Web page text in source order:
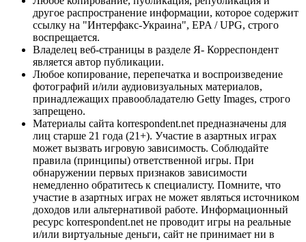
другое распространение информации, которое содержит
ссылку на "Интерфакс-Украина", EPA / UPG, строго
воспрещается.
Владелец веб-страницы в разделе Я- Корреспондент
является автор публикации.
Любое копирование, перепечатка и воспроизведение
фотографий и/или аудиовизуальных материалов,
принадлежащих правообладателю Getty Images, строго
запрещено.
Материалы сайта korrespondent.net предназначены для
лиц старше 21 года (21+). Участие в азартных играх
может вызвать игровую зависимость. Соблюдайте
правила (принципы) ответственной игры. При
обнаружении первых признаков зависимости
немедленно обратитесь к специалисту. Помните, что
участие в азартных играх не может являться источником
доходов или альтернативой работе. Информационный
ресурс korrespondent.net не проводит игры на реальные
и/или виртуальные деньги, сайт не принимает ни в